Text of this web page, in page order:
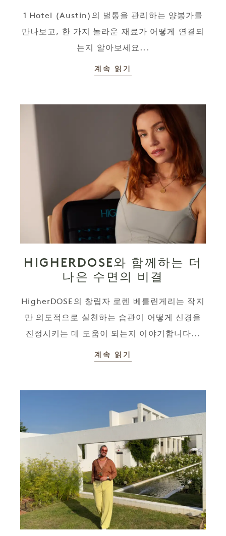
1 Hotel (Austin)의 벌통을 관리하는 양봉가를
만나보고, 한 가지 놀라운 재료가 어떻게 연결되
는지 알아보세요...
계속 읽기
HIGHERDOSE와 함께하는 더
나은 수면의 비결
HigherDOSE의 창립자 로렌 베를린게리는 작지
만 의도적으로 실천하는 습관이 어떻게 신경을
진정시키는 데 도움이 되는지 이야기합니다...
계속 읽기